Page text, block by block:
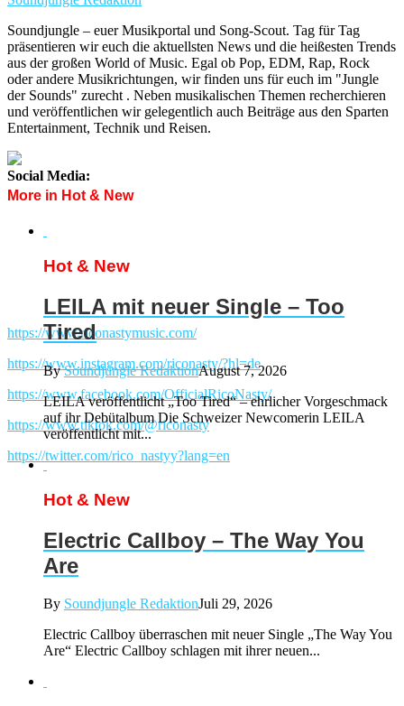
Social Media:
https://www.riconastymusic.com/
https://www.instagram.com/riconasty/?hl=de
https://www.facebook.com/OfficialRicoNasty/
https://www.tiktok.com/@riconasty
https://twitter.com/rico_nastyy?lang=en
Soundjungle – euer Musikportal und Song-Scout. Tag für Tag
präsentieren wir euch die aktuellsten News und die heißesten Trends
aus der großen World of Music. Egal ob Pop, EDM, Rap, Rock
oder andere Musikrichtungen, wir finden uns für euch im "Jungle
der Sounds" zurecht . Neben musikalischen Themen recherchieren
und veröffentlichen wir gelegentlich auch Beiträge aus den Sparten
Entertainment, Technik und Reisen.
More in Hot & New
Hot & New
LEILA mit neuer Single – Too
Tired
BySoundjungle RedaktionAugust 7, 2026
LEILA veröffentlicht „Too Tired“ – ehrlicher Vorgeschmack
auf ihr Debütalbum Die Schweizer Newcomerin LEILA
veröffentlicht mit...
Hot & New
Electric Callboy – The Way You
Are
By Soundjungle RedaktionJuli 29, 2026
Electric Callboy überraschen mit neuer Single „The Way You
Are“ Electric Callboy schlagen mit ihrer neuen...